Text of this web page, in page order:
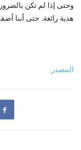
وحتى إذا لم تكن
هدية رائعة. حتى أننا
المصدر